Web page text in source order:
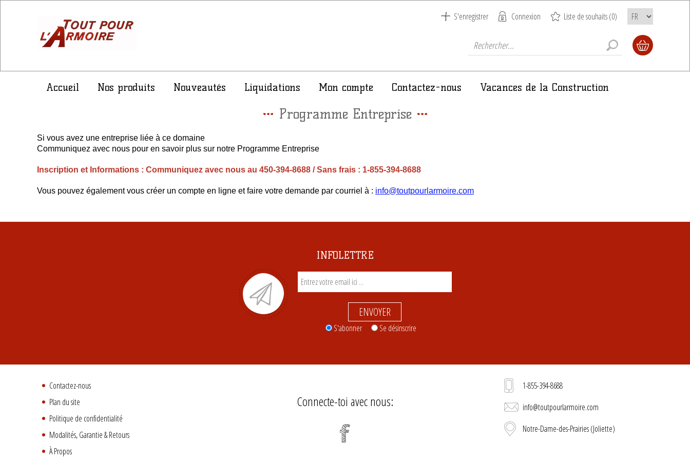
S'enregistrer Connexion Liste de souhaits(0)
Accueil Nos produits Nouveautés Liquidations Mon compte Contactez-nous Vacances de la Construction
Programme Entreprise
Si vous avez une entreprise liée à ce domaine
Communiquez avec nous pour en savoir plus sur notre Programme Entreprise
Inscription et Informations : Communiquez avec nous au 450-394-8688 / Sans frais : 1-855-394-8688
Vous pouvez également vous créer un compte en ligne et faire votre demande par courriel à : info@toutpourlarmoire.com
INFOLETTRE
ENVOYER
S'abonner Se désinscrire
Contactez-nous
Plan du site
Politique de confidentialité
Modalités, Garantie & Retours
À Propos
Connecte-toi avec nous:
1-855-394-8688
info@toutpourlarmoire.com
Notre-Dame-des-Prairies (Joliette)